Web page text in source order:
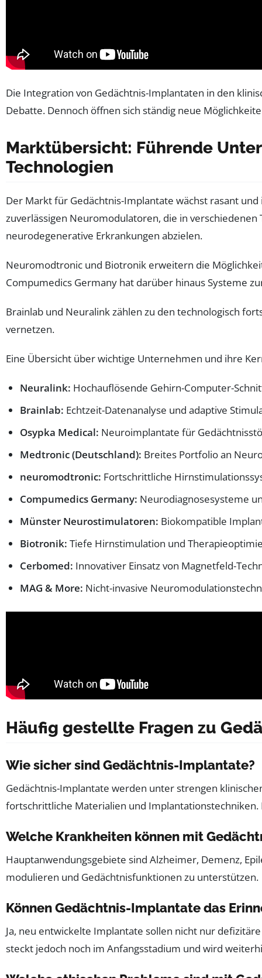
Die Integration von Gedächtnis-Implantaten in den
Debatte. Dennoch öffnen sich ständig neue
Marktübersicht: Führende
Technologien
Der Markt für Gedächtnis-Implantate wächst rasant
zuverlässigen Neuromodulatoren, die in
neurodegenerative Erkrankungen abzielen.
Neuromodtronic und Biotronik erweitern die
Compumedics Germany hat darüber hinaus Systeme
Brainlab und Neuralink zählen zu den technologisch
vernetzen.
Eine Übersicht über wichtige Unternehmen und ihre
Neuralink: Hochauflösende Gehirn-Computer-
Brainlab: Echtzeit-Datenanalyse und adaptive
Osypka Medical: Neuroimplantate für
Medtronic (Deutschland): Breites Portfolio an
neuromodtronic: Fortschrittliche
Compumedics Germany: Neurodiagnosesysteme
Münster Neurostimulatoren: Biokompatible
Biotronik: Tiefe Hirnstimulation und
Cerbomed: Innovativer Einsatz von Magnetfeld-
MAG & More: Nicht-invasive
Häufig gestellte Fragen zu
Wie sicher sind Gedächtnis-Implantate?
Gedächtnis-Implantate werden unter strengen
fortschrittliche Materialien und Implantationstechniken.
Welche Krankheiten können mit
Hauptanwendungsgebiete sind Alzheimer, Demenz,
modulieren und Gedächtnisfunktionen zu unterstützen.
Können Gedächtnis-Implantate das
Ja, neu entwickelte Implantate sollen nicht nur
steckt jedoch noch im Anfangsstadium und wird